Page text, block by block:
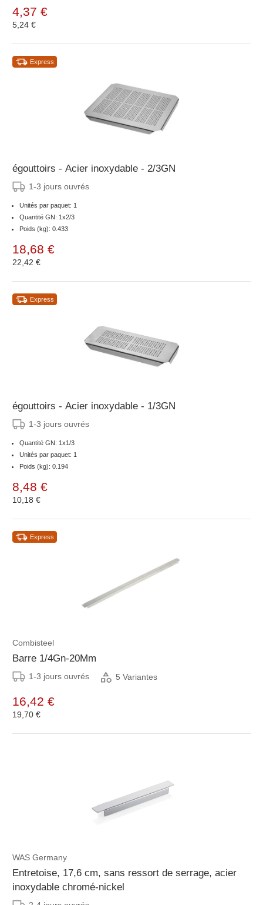
4,37 €
5,24 €
Express
égouttoirs - Acier inoxydable - 2/3GN
1-3 jours ouvrés
Unités par paquet: 1
Quantité GN: 1x2/3
Poids (kg): 0.433
18,68 €
22,42 €
Express
égouttoirs - Acier inoxydable - 1/3GN
1-3 jours ouvrés
Quantité GN: 1x1/3
Unités par paquet: 1
Poids (kg): 0.194
8,48 €
10,18 €
Express
Combisteel
Barre 1/4Gn-20Mm
1-3 jours ouvrés 5 Variantes
16,42 €
19,70 €
WAS Germany
Entretoise, 17,6 cm, sans ressort de serrage, acier
inoxydable chromé-nickel